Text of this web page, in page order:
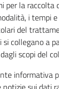
per la raccolta
i tempi
del
collegano a
scopi del
informativa